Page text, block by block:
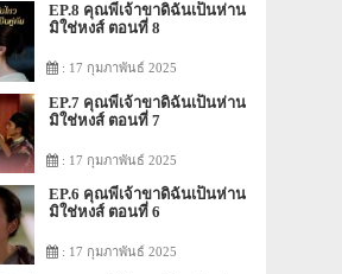
EP.8 คุณพี่เจ้าขาดิฉันเป็นห่าน
มิใช่หงส์ ตอนที่ 8
: 17 กุมภาพันธ์ 2025
EP.7 คุณพี่เจ้าขาดิฉันเป็นห่าน
มิใช่หงส์ ตอนที่ 7
: 17 กุมภาพันธ์ 2025
EP.6 คุณพี่เจ้าขาดิฉันเป็นห่าน
มิใช่หงส์ ตอนที่ 6
: 17 กุมภาพันธ์ 2025